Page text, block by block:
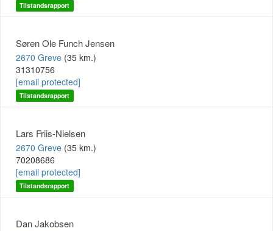
Tilstandsrapport
Søren Ole Funch Jensen
2670 Greve (35 km.)
31310756
[email protected]
Tilstandsrapport
Lars Friis-Nielsen
2670 Greve (35 km.)
70208686
[email protected]
Tilstandsrapport
Dan Jakobsen